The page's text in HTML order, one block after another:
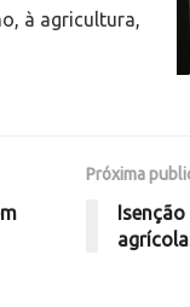
à agricultura,
Próxima